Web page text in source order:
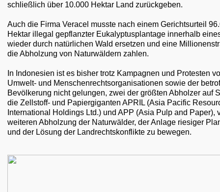
schließlich über 10.000 Hektar Land zurückgeben.
Auch die Firma Veracel musste nach einem Gerichtsurteil
Hektar illegal gepflanzter Eukalyptusplantage innerhalb
wieder durch natürlichen Wald ersetzen und eine
die Abholzung von Naturwäldern zahlen.
In Indonesien ist es bisher trotz Kampagnen und Protesten
Umwelt- und Menschenrechtsorganisationen sowie der
Bevölkerung nicht gelungen, zwei der größten Abholzer auf
die Zellstoff- und Papiergiganten APRIL (Asia Pacific
International Holdings Ltd.) und APP (Asia Pulp and Paper),
weiteren Abholzung der Naturwälder, der Anlage riesiger
und der Lösung der Landrechtskonflikte zu bewegen.